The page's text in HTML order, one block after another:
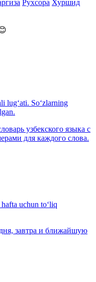
Рухсора Хуршид
lug‘ati. So‘zlarning
узбекского языка с
для каждого слова.
uchun to‘liq
завтра и ближайшую